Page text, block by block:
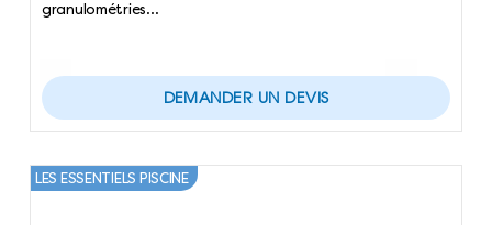
granulométries…
DEMANDER UN DEVIS
LES ESSENTIELS PISCINE